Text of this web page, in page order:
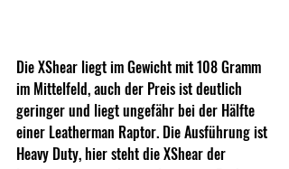
Die XShear liegt im Gewicht mit 108 Gramm
im Mittelfeld, auch der Preis ist deutlich
geringer und liegt ungefähr bei der Hälfte
einer Leatherman Raptor. Die Ausführung ist
Heavy Duty, hier steht die XShear der